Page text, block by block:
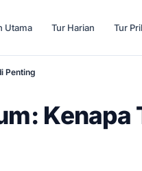
Utama Tur Harian Tur
Penting
Kenapa